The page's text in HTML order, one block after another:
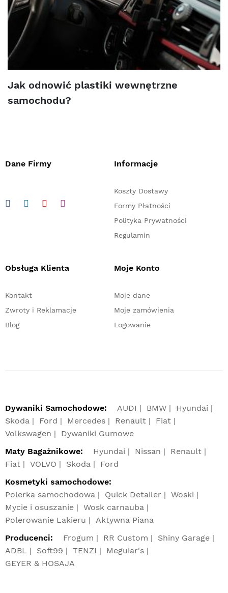
Jak odnowić plastiki wewnętrzne
samochodu?
Dane Firmy Informacje
Koszty Dostawy
Formy Płatności
Polityka Prywatności
Regulamin
Obsługa Klienta
Kontakt
Zwroty i Reklamacje
Blog
Moje Konto
Moje dane
Moje zamówienia
Logowanie
Dywaniki Samochodowe: AUDI BMW
Hyundai
Skoda
Ford Mercedes Renault
Fiat
Volkswagen
Dywaniki Gumowe
Maty Bagażnikowe:
Hyundai Nissan
Renault
Fiat
VOLVO Skoda
Ford
Kosmetyki samochodowe:
Polerka samochodowa
Quick Detailer
Woski
Mycie i osuszanie
Wosk carnauba
Polerowanie Lakieru
Aktywna Piana
Producenci:
Frogum RR Custom
Shiny Garage
ADBL
Soft99 TENZI
Meguiar's
GEYER & HOSAJA